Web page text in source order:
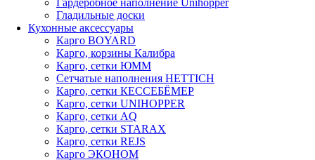
Гладильные доски
Кухонные аксессуары
Карго BOYARD
Карго, корзины Калибра
Карго, сетки ЮММ
Сетчатые наполнения HETTICH
Карго, сетки КЕССЕБЁМЕР
Карго, сетки UNIHOPPER
Карго, сетки AQ
Карго, сетки STARAX
Карго, сетки REJS
Карго ЭКОНОМ